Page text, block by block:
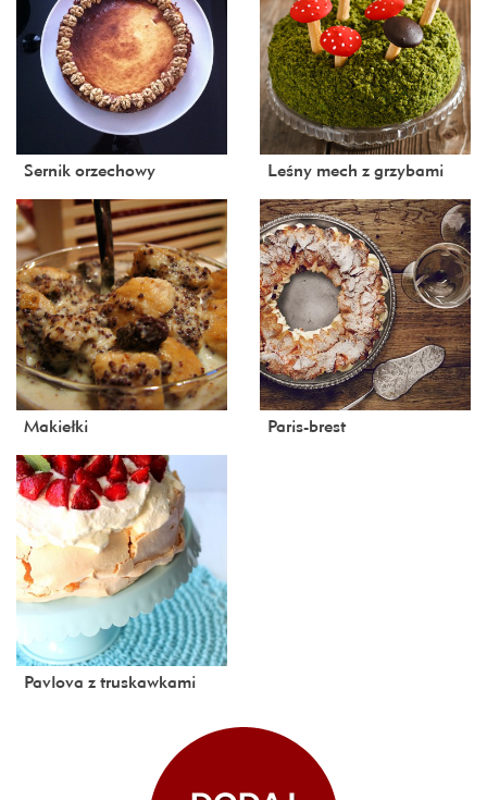
Sernik orzechowy Leśny mech z grzybami
Makiełki Paris-brest
Pavlova z truskawkami